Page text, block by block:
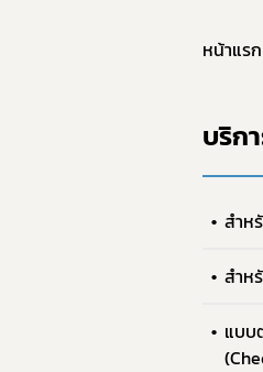
หน้าแรก
บริก
สำห
สำห
แบบ